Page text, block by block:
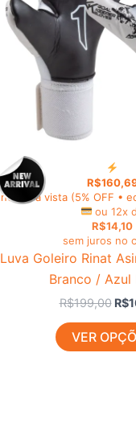
R$
no PIX à vista (5% OFF •
ou 12x
R$14,10
sem juros no
Luva Goleiro Rinat
Branco / Azul
R$199,00 R$
VER